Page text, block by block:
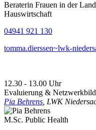
Beraterin Frauen in der
Hauswirtschaft
04941 921 130
tomma.dierssen~lwk-
12.30 - 13.00 Uhr
Evaluierung &
Pia Behrens , LWK
M.Sc. Public Health